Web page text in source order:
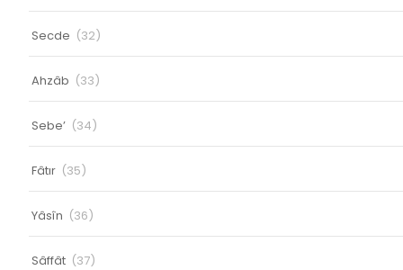
Secde (32)
Ahzâb (33)
Sebe’ (34)
Fâtır (35)
Yâsîn (36)
Sâffât (37)